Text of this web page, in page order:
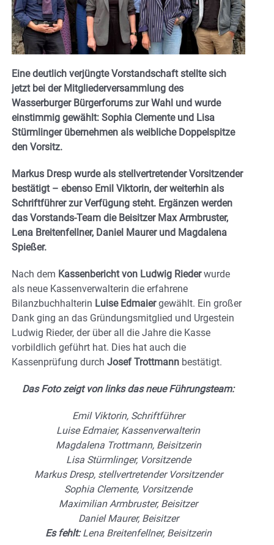
Eine deutlich verjüngte Vorstandschaft stellte sich
jetzt bei der Mitgliederversammlung des
Wasserburger Bürgerforums zur Wahl und wurde
einstimmig gewählt: Sophia Clemente und Lisa
Stürmlinger übernehmen als weibliche Doppelspitze
den Vorsitz.
Markus Dresp wurde als stellvertretender Vorsitzender
bestätigt – ebenso Emil Viktorin, der weiterhin als
Schriftführer zur Verfügung steht. Ergänzen werden
das Vorstands-Team die Beisitzer Max Armbruster,
Lena Breitenfellner, Daniel Maurer und Magdalena
Spießer.
Nach dem Kassenbericht von Ludwig Riederwurde
als neue Kassenverwalterin die erfahrene
Bilanzbuchhalterin Luise Edmaiergewählt. Ein großer
Dank ging an das Gründungsmitglied und Urgestein
Ludwig Rieder, der über all die Jahre die Kasse
vorbildlich geführt hat. Dies hat auch die
Kassenprüfung durch Josef Trottmann bestätigt.
Das Foto zeigt von links das neue Führungsteam:
Emil Viktorin, Schriftführer
Luise Edmaier, Kassenverwalterin
Magdalena Trottmann, Beisitzerin
Lisa Stürmlinger, Vorsitzende
Markus Dresp, stellvertretender Vorsitzender
Sophia Clemente, Vorsitzende
Maximilian Armbruster, Beisitzer
Daniel Maurer, Beisitzer
Es fehlt:Lena Breitenfellner, Beisitzerin